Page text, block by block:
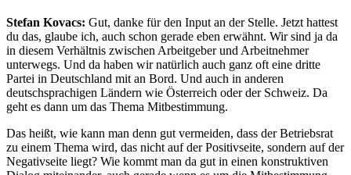
Stefan Kovacs: Gut, danke für den Input an der Stelle. Jetzt hattest
du das, glaube ich, auch schon gerade eben erwähnt. Wir sind ja da
in diesem Verhältnis zwischen Arbeitgeber und Arbeitnehmer
unterwegs. Und da haben wir natürlich auch ganz oft eine dritte
Partei in Deutschland mit an Bord. Und auch in anderen
deutschsprachigen Ländern wie Österreich oder der Schweiz. Da
geht es dann um das Thema Mitbestimmung.
Das heißt, wie kann man denn gut vermeiden, dass der Betriebsrat
zu einem Thema wird, das nicht auf der Positivseite, sondern auf der
Negativseite liegt? Wie kommt man da gut in einen konstruktiven